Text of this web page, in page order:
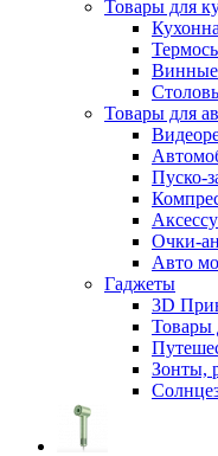
Товары для
Товары для
Пуско-
Очки-
Авто
Гаджеты
3D
Товары
Зонты,